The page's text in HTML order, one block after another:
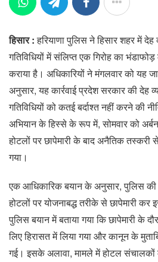
हिसार :हरियाणा पुलिस ने हिसार शहर में
गतिविधियों में संलिप्त एक गिरोह का
कराया है। अधिकारियों ने मंगलवार को यह
अनुसार, यह कार्रवाई प्रदेश सरकार की देह
गतिविधियों को कतई बर्दाश्त नहीं करने की
अभियान के हिस्से के रूप में, सोमवार को
होटलों पर छापेमारी के बाद अनैतिक तस्करी
गया।
एक आधिकारिक बयान के अनुसार, पुलिस की
होटलों पर योजनाबद्ध तरीके से छापेमारी कर
पुलिस बयान में बताया गया कि छापेमारी के
लिए हिरासत में लिया गया और कानून के
गई। इसके अलावा, मामले में होटल